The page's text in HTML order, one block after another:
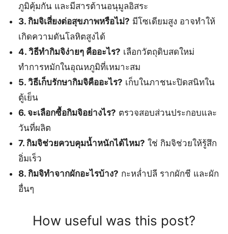
ภูมิคุ้มกัน และมีสารต้านอนุมูลอิสระ
3. กิมจิเสี่ยงต่อสุขภาพหรือไม่? มีโซเดียมสูง อาจทำให้
เกิดความดันโลหิตสูงได้
4. วิธีทำกิมจิง่ายๆ คืออะไร? เลือกวัตถุดิบสดใหม่
ทำการหมักในอุณหภูมิที่เหมาะสม
5. วิธีเก็บรักษากิมจิคืออะไร? เก็บในภาชนะปิดสนิทใน
ตู้เย็น
6. จะเลือกซื้อกิมจิอย่างไร? ตรวจสอบส่วนประกอบและ
วันที่ผลิต
7. กิมจิช่วยควบคุมน้ำหนักได้ไหม? ใช่ กิมจิช่วยให้รู้สึก
อิ่มเร็ว
8. กิมจิทำจากผักอะไรบ้าง? กะหล่ำปลี รากผักชี และผัก
อื่นๆ
How useful was this post?